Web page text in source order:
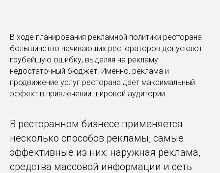
В ходе планирования рекламной политики ресторана
большинство начинающих рестораторов допускают
грубейшую ошибку, выделяя на рекламу
недостаточный бюджет. Именно, реклама и
продвижение услуг ресторана дает максимальный
эффект в привлечении широкой аудитории.
В ресторанном бизнесе применяется
несколько способов рекламы, самые
эффективные из них: наружная реклама,
средства массовой информации и сеть